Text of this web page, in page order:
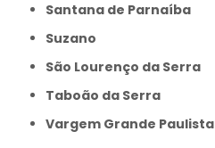
Santana de Parnaíba
Suzano
São Lourenço da Serra
Taboão da Serra
Vargem Grande Paulista